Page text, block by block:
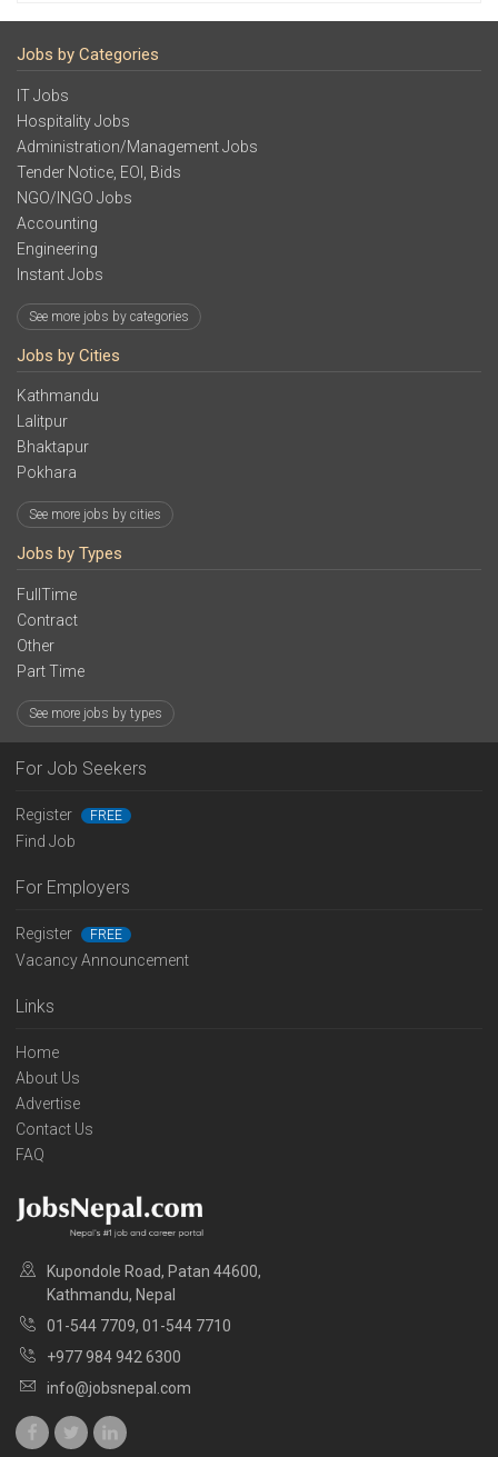
Jobs by Categories
IT Jobs
Hospitality Jobs
Administration/Management Jobs
Tender Notice, EOI, Bids
NGO/INGO Jobs
Accounting
Engineering
Instant Jobs
See more jobs by categories
Jobs by Cities
Kathmandu
Lalitpur
Bhaktapur
Pokhara
See more jobs by cities
Jobs by Types
FullTime
Contract
Other
Part Time
See more jobs by types
For Job Seekers
Register FREE
Find Job
For Employers
Register FREE
Vacancy Announcement
Links
Home
About Us
Advertise
Contact Us
FAQ
Kupondole Road, Patan 44600,
Kathmandu, Nepal
01-544 7709, 01-544 7710
+977 984 942 6300
info@jobsnepal.com